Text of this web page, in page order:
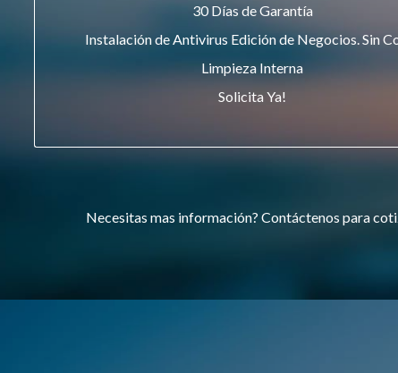
30 Días de Garantía
Instalación de Antivirus Edición de Negocios. Sin
Limpieza Interna
Solicita Ya!
Necesitas mas información? Contáctenos para